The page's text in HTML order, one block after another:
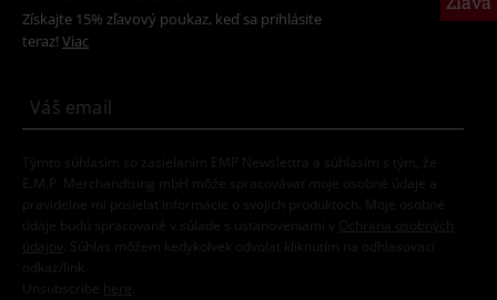
Získajte 15% zľavový poukaz, keď sa prihlásite
teraz! Viac
Týmto súhlasím so zasielaním EMP Newslettra a súhlasím s tým, že
E.M.P. Merchandising mbH môže spracovávať moje osobné údaje a
pravidelne mi posielať informácie o svojich produktoch. Moje osobné
údaje budú spracované v súlade s ustanoveniami v
Ochrana osobných
údajov
. Súhlas môžem kedykoľvek odvolať kliknutím na odhlasovací
odkaz/link.
Unsubscribe here